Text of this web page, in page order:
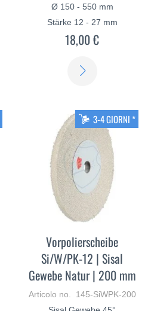
Ø 150 - 550 mm
Stärke 12 - 27 mm
18,00 €
3-4 GIORNI *
Vorpolierscheibe
Si/W/PK-12 | Sisal
Gewebe Natur | 200 mm
Articolo no. 145-SiWPK-200